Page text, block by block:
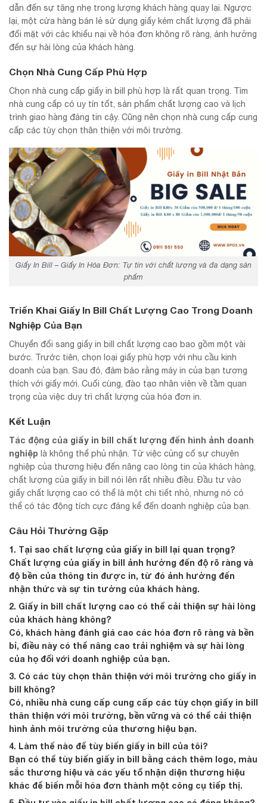
dẫn đến sự tăng nhẹ trong lượng khách hàng quay lại. Ngược
lại, một cửa hàng bán lẻ sử dụng giấy kém chất lượng đã phải
đối mặt với các khiếu nại về hóa đơn không rõ ràng, ảnh hưởng
đến sự hài lòng của khách hàng.
Chọn Nhà Cung Cấp Phù Hợp
Chọn nhà cung cấp giấy in bill phù hợp là rất quan trọng. Tìm
nhà cung cấp có uy tín tốt, sản phẩm chất lượng cao và lịch
trình giao hàng đáng tin cậy. Cũng nên chọn nhà cung cấp cung
cấp các tùy chọn thân thiện với môi trường.
Giấy In Bill – Giấy In Hóa Đơn: Tự tin với chất lượng và đa dạng sản
phẩm
Triển Khai Giấy In Bill Chất Lượng Cao Trong Doanh
Nghiệp Của Bạn
Chuyển đổi sang giấy in bill chất lượng cao bao gồm một vài
bước. Trước tiên, chọn loại giấy phù hợp với nhu cầu kinh
doanh của bạn. Sau đó, đảm bảo rằng máy in của bạn tương
thích với giấy mới. Cuối cùng, đào tạo nhân viên về tầm quan
trọng của việc duy trì chất lượng của hóa đơn in.
Kết Luận
Tác động của giấy in bill chất lượng đến hình ảnh doanh
nghiệp là không thể phủ nhận. Từ việc củng cố sự chuyên
nghiệp của thương hiệu đến nâng cao lòng tin của khách hàng,
chất lượng của giấy in bill nói lên rất nhiều điều. Đầu tư vào
giấy chất lượng cao có thể là một chi tiết nhỏ, nhưng nó có
thể có tác động tích cực đáng kể đến doanh nghiệp của bạn.
Câu Hỏi Thường Gặp
1. Tại sao chất lượng của giấy in bill lại quan trọng?
Chất lượng của giấy in bill ảnh hưởng đến độ rõ ràng và
độ bền của thông tin được in, từ đó ảnh hưởng đến
nhận thức và sự tin tưởng của khách hàng.
2. Giấy in bill chất lượng cao có thể cải thiện sự hài lòng
của khách hàng không?
Có, khách hàng đánh giá cao các hóa đơn rõ ràng và bền
bỉ, điều này có thể nâng cao trải nghiệm và sự hài lòng
của họ đối với doanh nghiệp của bạn.
3. Có các tùy chọn thân thiện với môi trường cho giấy in
bill không?
Có, nhiều nhà cung cấp cung cấp các tùy chọn giấy in bill
thân thiện với môi trường, bền vững và có thể cải thiện
hình ảnh môi trường của thương hiệu bạn.
4. Làm thế nào để tùy biến giấy in bill của tôi?
Bạn có thể tùy biến giấy in bill bằng cách thêm logo, màu
sắc thương hiệu và các yếu tố nhận diện thương hiệu
khác để biến mỗi hóa đơn thành một công cụ tiếp thị.